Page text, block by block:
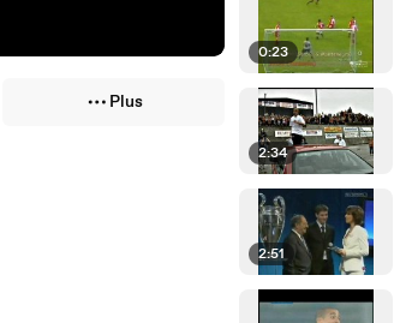
Plus
0:23
2:34
2:51